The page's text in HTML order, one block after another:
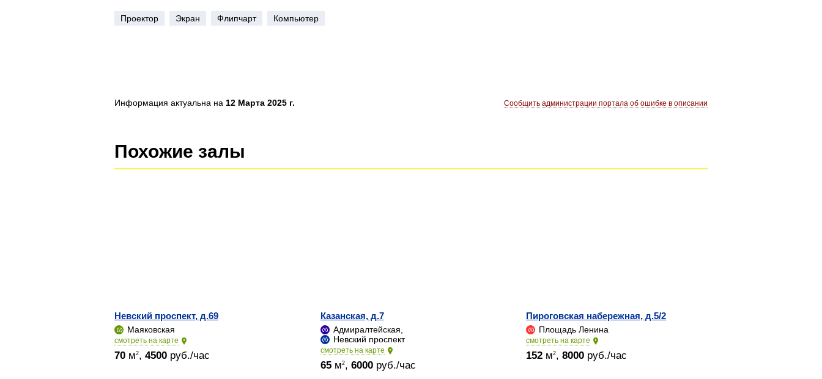
Проектор Экран Флипчарт Компьютер
Сообщить администрации портала об ошибке в описании
Информация актуальна на 12 Марта 2025 г.
Похожие залы
Невский проспект, д.69
Маяковская
cмотреть на карте
70 м2, 4500 руб./час
Казанская, д.7
Адмиралтейская,
Невский проспект
cмотреть на карте
65м2, 6000руб./час
Пироговская набережная, д.5/2
Площадь Ленина
cмотреть на карте
152 м2,8000 руб./час